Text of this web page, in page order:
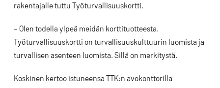
rakentajalle tuttu Työturvallisuuskortti.
– Olen todella ylpeä meidän korttituotteesta.
Työturvallisuuskortti on turvallisuuskulttuurin luomista ja
turvallisen asenteen luomista. Sillä on merkitystä.
Koskinen kertoo istuneensa TTK:n avokonttorilla